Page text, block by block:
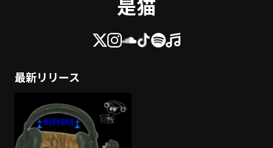
是猫
最新リリース